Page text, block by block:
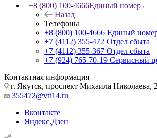
+8 (800) 100-4666Единый номер
Назад
Телефоны
+8 (800) 100-4666 Единый
+7 (4112) 355-472 Отдел сбыта
+7 (4112) 355-367 Отдел сбыта
+7 (924) 765-70-19 Сервисный
Контактная информация
г. Якутск, проспект Михаила Николаева,
355472@vtt14.ru
Вконтакте
Яндекс.Дзен